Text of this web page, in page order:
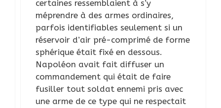
certaines ressemblaient à s’y
méprendre à des armes ordinaires,
parfois identifiables seulement si un
réservoir d’air pré-comprimé de forme
sphérique était fixé en dessous.
Napoléon avait fait diffuser un
commandement qui était de faire
fusiller tout soldat ennemi pris avec
une arme de ce type qui ne respectait